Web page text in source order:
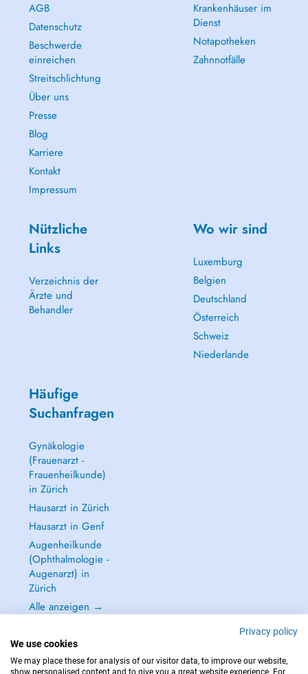
AGB
Datenschutz
Beschwerde
einreichen
Streitschlichtung
Über uns
Presse
Blog
Karriere
Kontakt
Impressum
Krankenhäuser im
Dienst
Notapotheken
Zahnnotfälle
Nützliche
Links
Verzeichnis der
Ärzte und
Behandler
Wo wir sind
Luxemburg
Belgien
Deutschland
Österreich
Schweiz
Niederlande
Häufige
Suchanfragen
Gynäkologie
(Frauenarzt -
Frauenheilkunde)
in Zürich
Hausarzt in Zürich
Hausarzt in Genf
Augenheilkunde
(Ophthalmologie -
Augenarzt) in
Zürich
Alle anzeigen →
Privacy policy
We use cookies
We may place these for analysis of our visitor data, to improve our website,
show personalised content and to give you a great website experience. For